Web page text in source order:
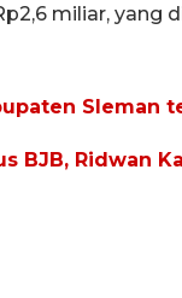
miliar,
Sleman
BJB, Ridwan